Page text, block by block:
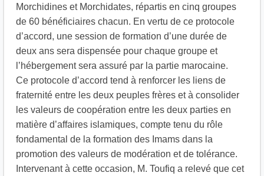
Morchidines et Morchidates, répartis en cinq groupes
de 60 bénéficiaires chacun. En vertu de ce protocole
d’accord, une session de formation d’une durée de
deux ans sera dispensée pour chaque groupe et
l’hébergement sera assuré par la partie marocaine.
Ce protocole d’accord tend à renforcer les liens de
fraternité entre les deux peuples frères et à consolider
les valeurs de coopération entre les deux parties en
matière d’affaires islamiques, compte tenu du rôle
fondamental de la formation des Imams dans la
promotion des valeurs de modération et de tolérance.
Intervenant à cette occasion, M. Toufiq a relevé que cet